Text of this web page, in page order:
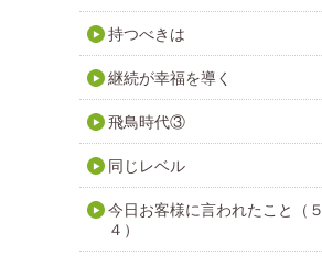
持つべきは
継続が幸福を導く
飛鳥時代③
同じレベル
今日お客様に言われたこと（５
４）